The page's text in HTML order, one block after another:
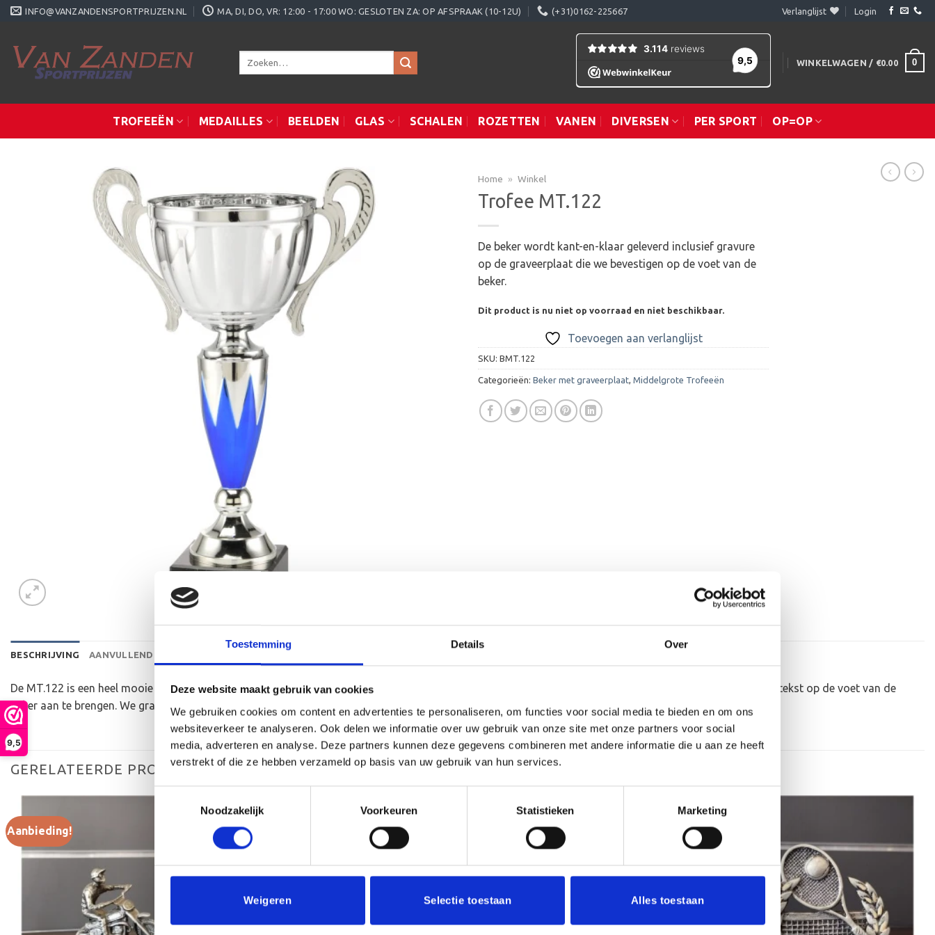
Toestemming Details Over
Deze website maakt gebruik van cookies
We gebruiken cookies om content en advertenties te personaliseren, om functies voor social media te bieden en om ons
websiteverkeer te analyseren. Ook delen we informatie over uw gebruik van onze site met onze partners voor social
media, adverteren en analyse. Deze partners kunnen deze gegevens combineren met andere informatie die u aan ze heeft
verstrekt of die ze hebben verzameld op basis van uw gebruik van hun services.
Toestemmingsselectie
Noodzakelijk
Voorkeuren Statistieken Marketing
Weigeren Selectie toestaan Alles toestaan
9,5
Ga
INFO@VANZANDENSPORTPRIJZEN.NL MA, DI, DO, VR: 12:00 - 17:00 WO: GESLOTEN ZA: OP AFSPRAAK (10-12U) (+31)0162-225667 Verlanglijst Login
Zoeken
WINKELWAGEN / €0.00 0
TROFEEËN MEDAILLES BEELDEN GLAS SCHALEN ROZETTEN VANEN DIVERSEN PER SPORT OP=OP
Home » Winkel
Trofee MT.122
De beker wordt kant-en-klaar geleverd inclusief gravure
op de graveerplaat die we bevestigen op de voet van de
beker.
Dit product is nu niet op voorraad en niet beschikbaar.
Toevoegen aan verlanglijst
SKU: BMT.122
Categorieën: Beker met graveerplaat, Middelgrote Trofeeën
BESCHRIJVING AANVULLENDE INFORMATIE
De MT.122 is een heel mooie trofee die zeer geschikt is voor ieder (sport)toernooi of businessevenement. We kunnen de beker personaliseren door er een tekst op de voet van de
beker aan te brengen. We graveren de tekst gecentreerd op een aluminium plaatje.
GERELATEERDE PRODUCTEN
Aanbieding!
aan
verlanglijst
Aanbieding!
aan
verlanglijst
Aanbieding!
aan
verlanglijst
Aanbieding!